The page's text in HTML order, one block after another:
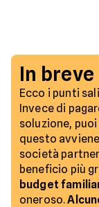
In breve
Ecco i punti
Invece di
soluzione, puoi
questo
società
beneficio più
budget
oneroso.